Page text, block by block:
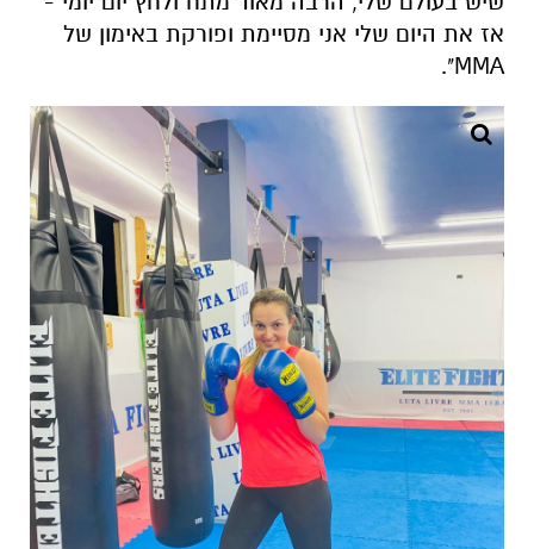
אז את היום שלי אני מסיימת ופורקת באימון של
MMA".